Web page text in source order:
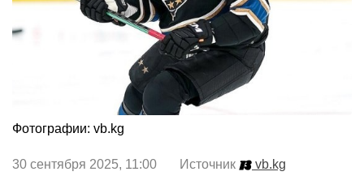
Фотографии: vb.kg
30 сентября 2025, 11:00 Источник
vb.kg